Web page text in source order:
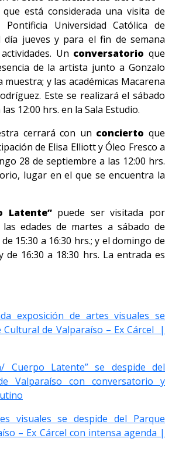
está considerada una visita de
Universidad Católica de
día jueves y para el fin de semana
Un conversatorio que
de la artista junto a Gonzalo
muestra; y las académicas Macarena
Este se realizará el sábado
12:00 hrs. en la Sala Estudio.
cerrará con un concierto que
de Elisa Elliott y Óleo Fresco a
28 de septiembre a las 12:00 hrs.
lugar en el que se encuentra la
Latente”puede ser visitada por
edades de martes a sábado de
15:30 a 16:30 hrs.; y el domingo de
de 16:30 a 18:30 hrs. La entrada es
exposición de artes visuales se
Cultural de Valparaíso – Ex Cárcel |
Cuerpo Latente” se despide del
Valparaíso con conversatorio y
visuales se despide del Parque
– Ex Cárcel con intensa agenda |